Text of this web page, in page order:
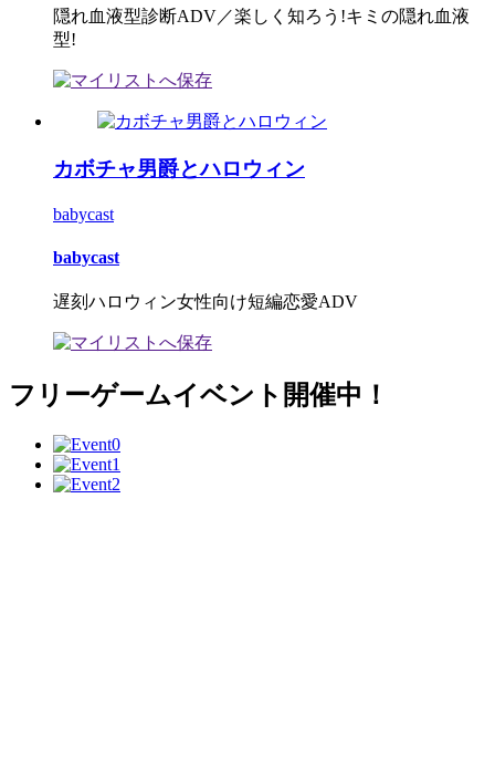
隠れ血液型診断ADV／楽しく知ろう!キミの隠れ血液
型!
カボチャ男爵とハロウィン
babycast
babycast
遅刻ハロウィン女性向け短編恋愛ADV
フリーゲームイベント開催中！